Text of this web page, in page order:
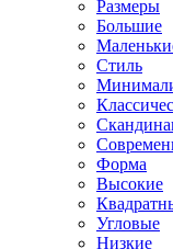
Размеры
Большие
Стиль
Форма
Высокие
Угловые
Низкие